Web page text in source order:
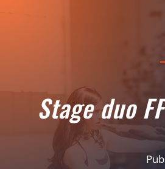
Stage duo